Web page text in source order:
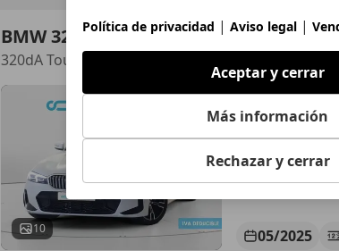
BMW 320
320dA Touring
10
€
05/2025
Política de privacidad | Aviso legal |
Aceptar y cerrar
Más información
Rechazar y cerrar